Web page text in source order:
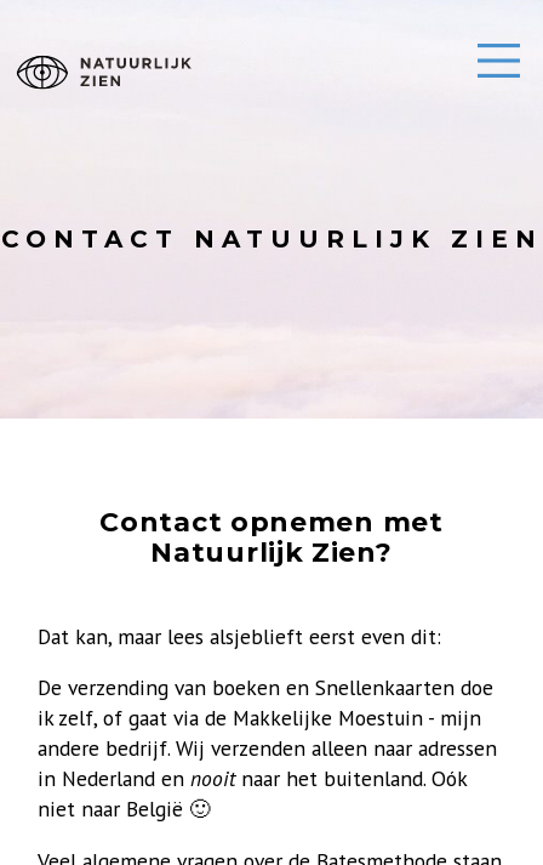
CONTACT NATUURLIJK ZIEN
Contact opnemen met
Natuurlijk Zien?
Dat kan, maar lees alsjeblieft eerst even dit:
De verzending van boeken en Snellenkaarten doe
ik zelf, of gaat via de Makkelijke Moestuin - mijn
andere bedrijf. Wij verzenden alleen naar adressen
in Nederland ennooitnaar het buitenland. Oók
niet naar België 🙂